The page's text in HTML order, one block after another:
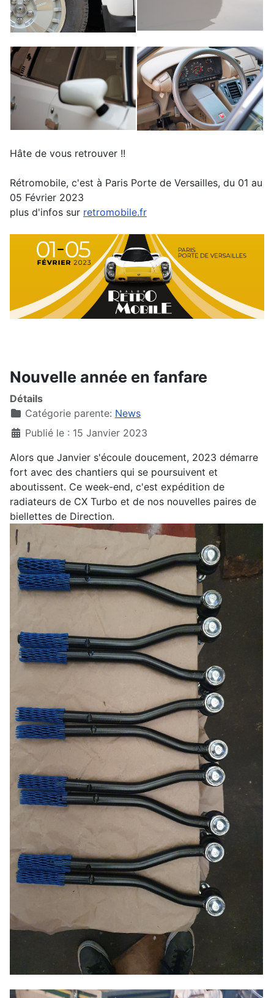
Hâte de vous retrouver !!
Rétromobile, c'est à Paris Porte de Versailles, du 01 au
05 Février 2023
plus d'infos sur retromobile.fr
Nouvelle année en fanfare
Détails
Catégorie parente: News
Publié le : 15 Janvier 2023
Alors que Janvier s'écoule doucement, 2023 démarre
fort avec des chantiers qui se poursuivent et
aboutissent. Ce week-end, c'est expédition de
radiateurs de CX Turbo et de nos nouvelles paires de
biellettes de Direction.